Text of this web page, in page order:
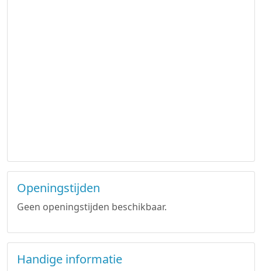
Openingstijden
Geen openingstijden beschikbaar.
Handige informatie